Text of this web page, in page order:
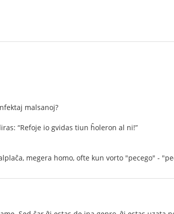
malsanoj?
“Refoje io gvidas tiun ĥoleron al ni!”
megera homo, ofte kun vorto "pecego" -